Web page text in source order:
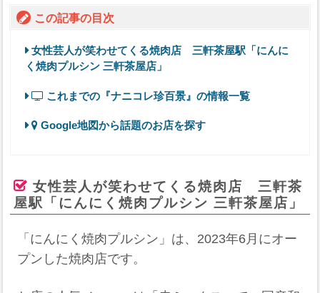
この記事の目次
女性芸人が笑わせてくる焼肉店 三軒茶屋駅「にんに
く焼肉プルシン 三軒茶屋店」
これまでの『ナニコレ珍百景』の情報一覧
Google地図から話題のお店を探す
女性芸人が笑わせてくる焼肉店 三軒茶
屋駅「にんにく焼肉プルシン 三軒茶屋店」
「にんにく焼肉プルシン」は、2023年6月にオー
プンした焼肉店です。